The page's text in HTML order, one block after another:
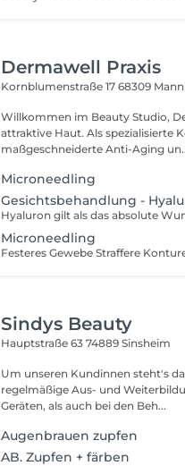
Dermawell Praxis
Kornblumenstraße 1768309
Willkommen im Beauty Studio,
attraktive Haut. Als spezialisierte
maßgeschneiderte Anti-Aging
Microneedling
Gesichtsbehandlung -
Microneedling
Sindys Beauty
Hauptstraße 6374889 Sinsheim
Um unseren Kundinnen steht's
regelmäßige Aus- und
Geräten, als auch bei den Beh...
Augenbrauen zupfen
AB. Zupfen + färben